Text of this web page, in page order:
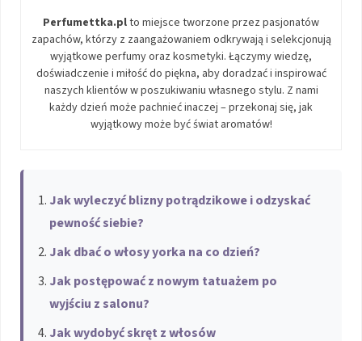
Perfumettka.plto miejsce tworzone przez pasjonatów
zapachów, którzy z zaangażowaniem odkrywają i selekcjonują
wyjątkowe perfumy oraz kosmetyki. Łączymy wiedzę,
doświadczenie i miłość do piękna, aby doradzać i inspirować
naszych klientów w poszukiwaniu własnego stylu. Z nami
każdy dzień może pachnieć inaczej – przekonaj się, jak
wyjątkowy może być świat aromatów!
Jak wyleczyć blizny potrądzikowe i odzyskać
pewność siebie?
Jak dbać o włosy yorka na co dzień?
Jak postępować z nowym tatuażem po
wyjściu z salonu?
Jak wydobyć skręt z włosów